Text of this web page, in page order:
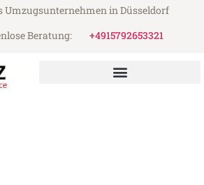
Umzugsunternehmen in Düsseldorf
Beratung:
+4915792653321